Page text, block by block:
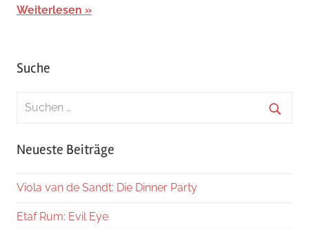
Weiterlesen
Suche
Suchen
Neueste Beiträge
Viola van de Sandt: Die Dinner Party
Etaf Rum: Evil Eye